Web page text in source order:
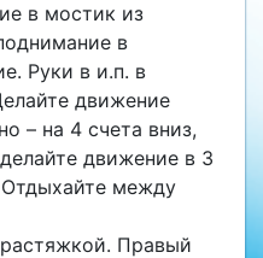
в мостик из
в
Руки в и.п. в
движение
– на 4 счета вниз,
движение в 3
между
Правый